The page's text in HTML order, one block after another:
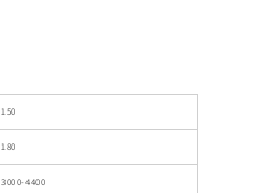
150
180
3000-4400